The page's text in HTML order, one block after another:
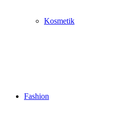
Kosmetik
Fashion